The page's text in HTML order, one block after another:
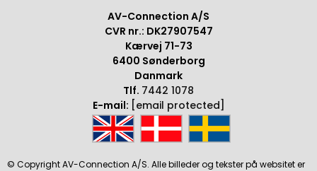
AV-Connection A/S
CVR nr.: DK27907547
Kærvej 71-73
6400 Sønderborg
Danmark
Tlf. 7442 1078
E-mail: [email protected]
© Copyright AV-Connection A/S. Alle billeder og tekster på websitet er